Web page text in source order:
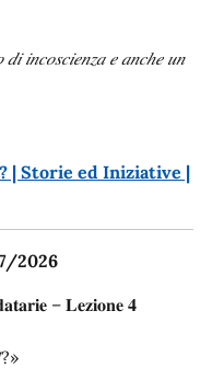
𝑑𝑖 𝑖𝑛𝑐𝑜𝑠𝑐𝑖𝑒𝑛𝑧𝑎 𝑒 𝑎𝑛𝑐ℎ𝑒 𝑢𝑛
| Storie ed Iniziative |
2026
– 𝐋𝐞𝐳𝐢𝐨𝐧𝐞 𝟒